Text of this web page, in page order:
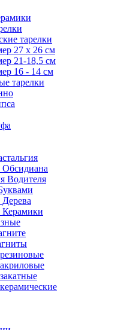
тарелки
27 х 26 см
21-18,5 см
16 - 14 см
тарелки
Обсидиана
Водителя
Керамики